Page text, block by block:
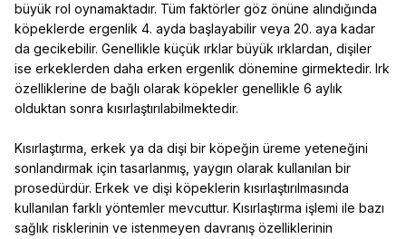
büyük rol oynamaktadır. Tüm faktörler göz önüne alındığında
köpeklerde ergenlik 4. ayda başlayabilir veya 20. aya kadar
da gecikebilir. Genellikle küçük ırklar büyük ırklardan, dişiler
ise erkeklerden daha erken ergenlik dönemine girmektedir. Irk
özelliklerine de bağlı olarak köpekler genellikle 6 aylık
olduktan sonra kısırlaştırılabilmektedir.
Kısırlaştırma, erkek ya da dişi bir köpeğin üreme yeteneğini
sonlandırmak için tasarlanmış, yaygın olarak kullanılan bir
prosedürdür. Erkek ve dişi köpeklerin kısırlaştırılmasında
kullanılan farklı yöntemler mevcuttur. Kısırlaştırma işlemi ile bazı
sağlık risklerinin ve istenmeyen davranış özelliklerinin